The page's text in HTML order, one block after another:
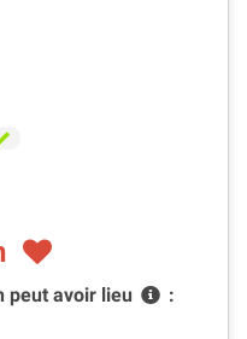
peut avoir lieu
: